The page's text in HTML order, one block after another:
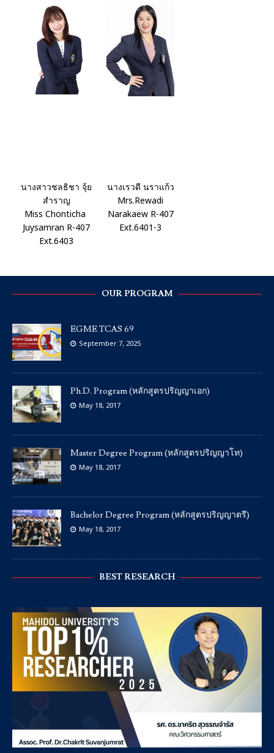
นางสาวชลธิชา จุ้ย
สำราญ
Miss Chonticha
Juysamran R-407
Ext.6403
นางเรวดี นราแก้ว
Mrs.Rewadi
Narakaew R-407
Ext.6401-3
OUR PROGRAM
EGME TCAS 69
September 7, 2025
Ph.D. Program (หลักสูตรปริญญาเอก)
May 18, 2017
Master Degree Program (หลักสูตรปริญญาโท)
May 18, 2017
Bachelor Degree Program (หลักสูตรปริญญาตรี)
May 18, 2017
BEST RESEARCH